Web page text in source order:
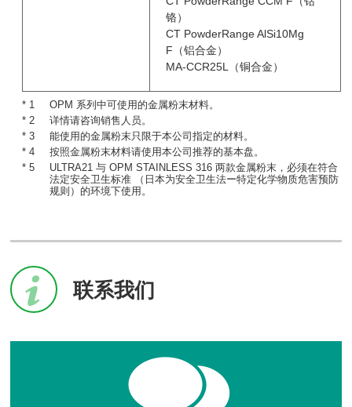
铬）
CT PowderRange AlSi10Mg
F（铝合金）
MA-CCR25L（铜合金）
OPM 系列中可使用的金属粉末材料。
详情请咨询销售人员。
能使用的金属粉末只限于本公司指定的材料。
按照金属粉末材料请使用本公司推荐的基本盘。
ULTRA21 与 OPM STAINLESS 316 两款金属粉末，必须在符合
法定安全卫生标准 （日本为安全卫生法ー特定化学物质危害预防
规则）的环境下使用。
联系我们